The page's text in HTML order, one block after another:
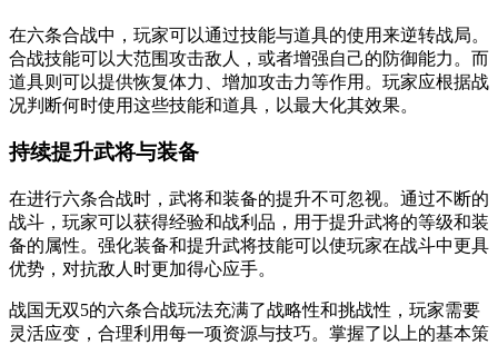
在六条合战中，玩家可以通过技能与道具的使用来逆转战局。
合战技能可以大范围攻击敌人，或者增强自己的防御能力。而
道具则可以提供恢复体力、增加攻击力等作用。玩家应根据战
况判断何时使用这些技能和道具，以最大化其效果。
持续提升武将与装备
在进行六条合战时，武将和装备的提升不可忽视。通过不断的
战斗，玩家可以获得经验和战利品，用于提升武将的等级和装
备的属性。强化装备和提升武将技能可以使玩家在战斗中更具
优势，对抗敌人时更加得心应手。
战国无双5的六条合战玩法充满了战略性和挑战性，玩家需要
灵活应变，合理利用每一项资源与技巧。掌握了以上的基本策